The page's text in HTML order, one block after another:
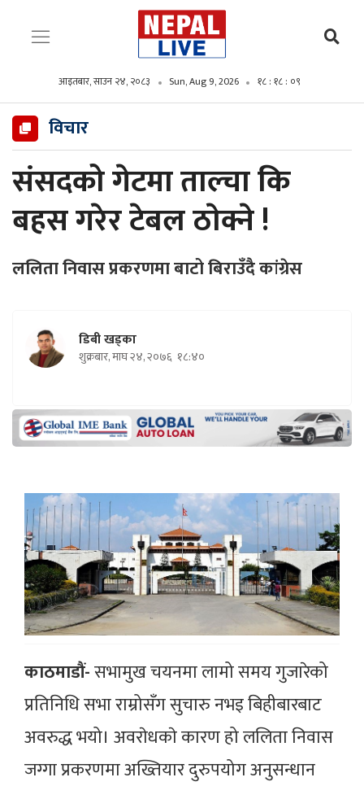
आइतबार, साउन २४, २०८३ Sun, Aug 9, 2026 १८ : १८ : ११
विचार
संसदको गेटमा ताल्चा कि
बहस गरेर टेबल ठाेक्ने !
ललिता निवास प्रकरणमा बाटो बिराउँदै कांग्रेस
डिबी खड्का
शुक्रबार, माघ २४, २०७६ १८:४०
काठमाडौं-सभामुख चयनमा लामो समय गुजारेको
प्रतिनिधि सभा राम्रोसँग सुचारु नभइ बिहीबारबाट
अवरुद्ध भयो। अवराेधकाे कारण हो ललिता निवास
जग्गा प्रकरणमा अख्तियार दुरुपयोग अनुसन्धान